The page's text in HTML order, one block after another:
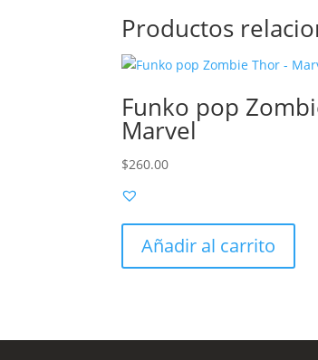
Productos
Funko pop
Marvel
$260.00
Añadir al carrito